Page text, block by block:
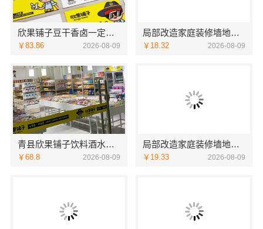
欣果铺子豆干香卤一定要试着接受它
￥83.86 2026-08-09
局部改造家庭装修墙地翻新，海南万赢饰家帮您焕新
￥18.32 2026-08-09
青县欣果铺子饮料酒水合作之后后顾无忧
￥68.8 2026-08-09
局部改造家庭装修墙地翻新，海南万赢饰家新型建筑材料有限公司
￥19.33 2026-08-09